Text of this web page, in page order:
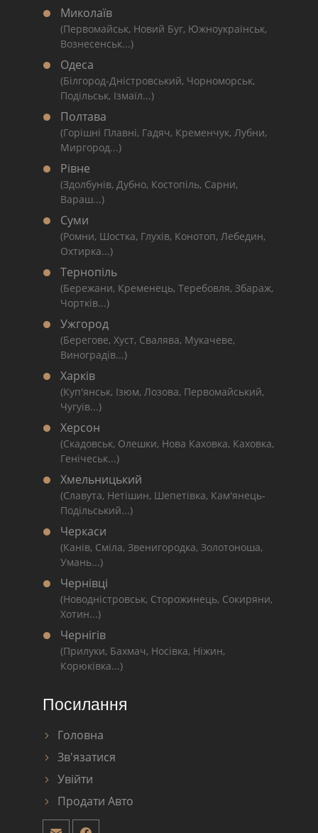
Миколаїв
(Первомайськ, Новий Буг, Южноукраїнськ,
Вознесенськ...)
Одеса
(Білгород-Дністровський, Чорноморськ,
Подільськ, Ізмаїл...)
Полтава
(Горішні Плавні, Гадяч, Кременчук, Лубни,
Миргород...)
Рівне
(Здолбунів, Дубно, Костопіль, Сарни,
Вараш...)
Суми
(Ромни, Шостка, Глухів, Конотоп, Лебедин,
Охтирка...)
Тернопіль
(Бережани, Кременець, Теребовля, Збараж,
Чортків...)
Ужгород
(Берегове, Хуст, Свалява, Мукачеве,
Виноградів...)
Харків
(Куп'янськ, Ізюм, Лозова, Первомайський,
Чугуїв...)
Херсон
(Скадовськ, Олешки, Нова Каховка, Каховка,
Генічеськ...)
Хмельницький
(Славута, Нетішин, Шепетівка, Кам'янець-
Подільський...)
Черкаси
(Канів, Сміла, Звенигородка, Золотоноша,
Умань...)
Чернівці
(Новодністровськ, Сторожинець, Сокиряни,
Хотин...)
Чернігів
(Прилуки, Бахмач, Носівка, Ніжин,
Корюківка...)
Посилання
Головна
Зв'язатися
Увійти
Продати Авто